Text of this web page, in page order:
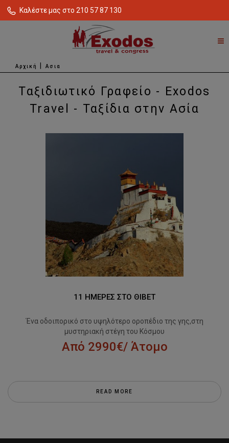
Καλέστε μας στο 210 57 87 130
Αρχική Ασια
Ταξιδιωτικό Γραφείο - Exodos
Travel - Ταξίδια στην Ασία
11 ΗΜΕΡΕΣ ΣΤΟ ΘΙΒΕΤ
Ένα οδοιπορικό στο υψηλότερο οροπέδιο της γης,στη
μυστηριακή στέγη του Κόσμου
Από 2990€/ Άτομο
READ MORE